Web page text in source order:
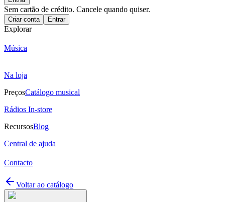
Sem cartão de crédito. Cancele quando quiser.
Criar conta Entrar
Explorar
Música
Na loja
PreçosCatálogo musical
Rádios In-store
RecursosBlog
Central de ajuda
Contacto
Voltar ao catálogo